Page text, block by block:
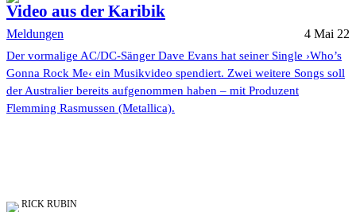
Video aus der Karibik
Meldungen 4 Mai 22
Der vormalige AC/DC-Sänger Dave Evans hat seiner Single ›Who’s
Gonna Rock Me‹ ein Musikvideo spendiert. Zwei weitere Songs soll
der Australier bereits aufgenommen haben – mit Produzent
Flemming Rasmussen (Metallica).
RICK RUBIN